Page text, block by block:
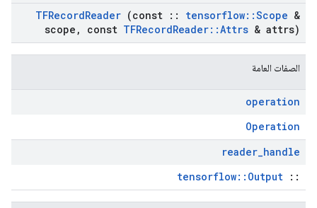
TFRecordReader (const :: tensorflow::Scope &
scope , const TFRecordReader::Attrs & attrs)
الصفات العامة
operation
Operation
reader_handle
::
tensorflow::Output